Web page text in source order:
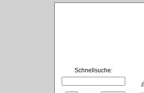
Schnellsuche: